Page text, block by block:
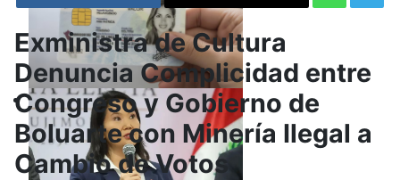
Exministra de Cultura
Denuncia Complicidad entre
Congreso y Gobierno de
Boluarte con Minería Ilegal a
Cambio de Votos